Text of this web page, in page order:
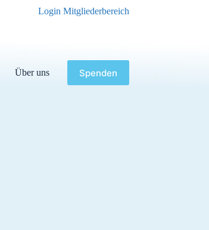
Login Mitgliederbereich
Über uns Spenden